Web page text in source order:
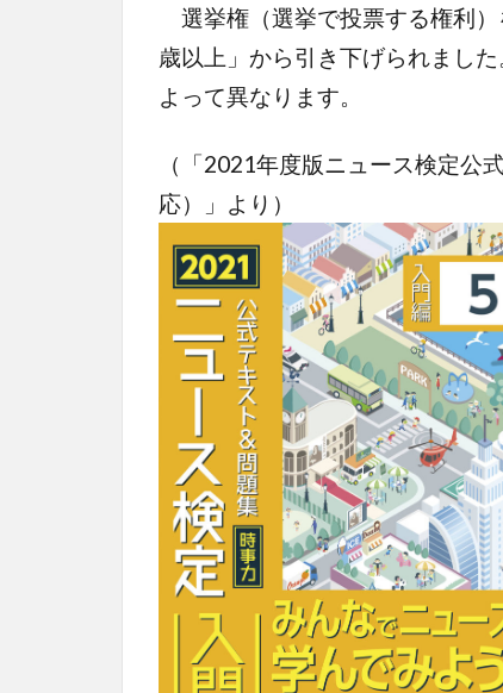
選挙権（選挙で投票する権利
歳以上」から引き下げられまし
よって異なります。
（「2021年度版ニュース検定公
応）」より）